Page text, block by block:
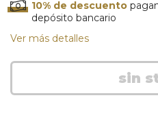
10% de descuento
depósito bancario
Ver más detalles